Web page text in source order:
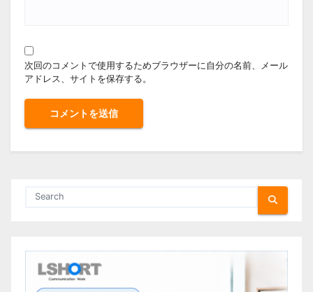
次回のコメントで使用するためブラウザーに自分の名前、メール
アドレス、サイトを保存する。